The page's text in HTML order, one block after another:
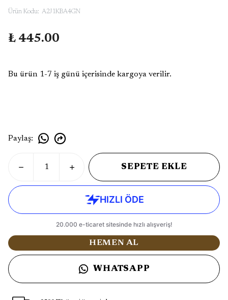
Ürün Kodu: A2J1KBA4GN
₺ 445.00
Bu ürün 1-7 iş günü içerisinde kargoya verilir.
Paylaş:
SEPETE EKLE
HEMEN AL
WHATSAPP